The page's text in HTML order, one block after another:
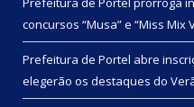
concursos “Musa” e “Miss Mix
Prefeitura de Portel abre
elegerão os destaques do